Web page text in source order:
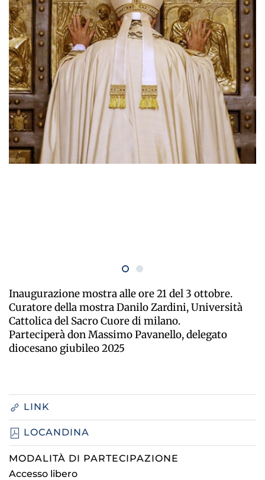
LINK
LOCANDINA
MODALITÀ DI PARTECIPAZIONE
Accesso libero
Inaugurazione mostra alle ore 21 del 3 ottobre.
Curatore della mostra Danilo Zardini, Università
Cattolica del Sacro Cuore di milano.
Parteciperà don Massimo Pavanello, delegato
diocesano giubileo 2025